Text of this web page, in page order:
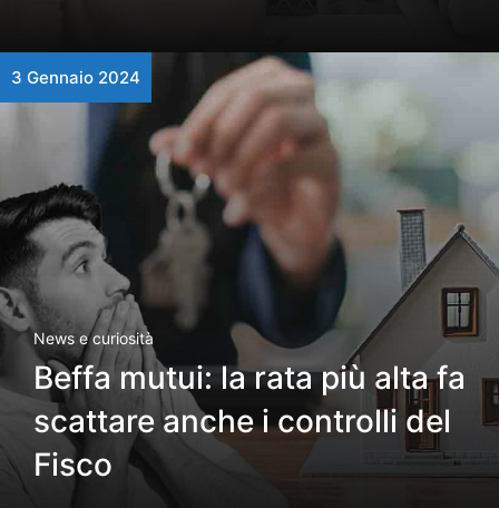
3 Gennaio 2024
News e curiosità
Beffa mutui: la rata più alta fa
scattare anche i controlli del
Fisco